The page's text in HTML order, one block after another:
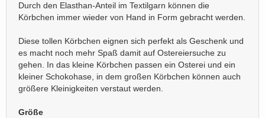
Durch den Elasthan-Anteil im Textilgarn können die
Körbchen immer wieder von Hand in Form gebracht werden.
Diese tollen Körbchen eignen sich perfekt als Geschenk und
es macht noch mehr Spaß damit auf Ostereiersuche zu
gehen. In das kleine Körbchen passen ein Osterei und ein
kleiner Schokohase, in dem großen Körbchen können auch
größere Kleinigkeiten verstaut werden.
Größe